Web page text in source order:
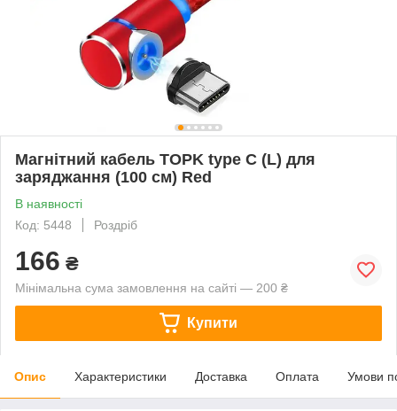
Магнітний кабель TOPK type C (L) для
заряджання (100 см) Red
В наявності
Код: 5448
Роздріб
166 ₴
Мінімальна сума замовлення на сайті — 200 ₴
Купити
Опис Характеристики Доставка Оплата Умови